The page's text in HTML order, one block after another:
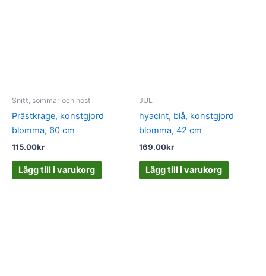
Snitt, sommar och höst
Prästkrage, konstgjord
blomma, 60 cm
115.00kr
Lägg till i varukorg
JUL
hyacint, blå, konstgjord
blomma, 42 cm
169.00kr
Lägg till i varukorg